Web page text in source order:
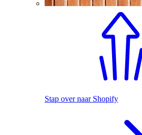
Stap over naar Shopify